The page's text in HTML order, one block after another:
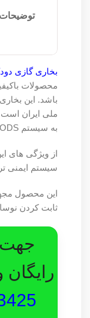
بخاری گازی
محصولات
باشد. این
ملی ایران است
به سیستم ODS می باشد.
از ویژگی های
سیستم ایمنی
این محصول
ثابت کردن
جهت
رایگان